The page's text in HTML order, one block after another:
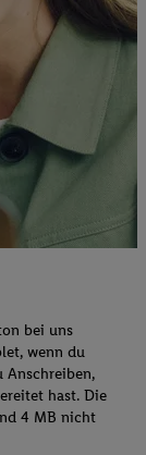
bei uns
wenn du
Anschreiben,
hast. Die
4 MB nicht